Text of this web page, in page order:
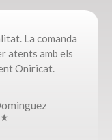
La comanda
atents amb els
Oniricat.